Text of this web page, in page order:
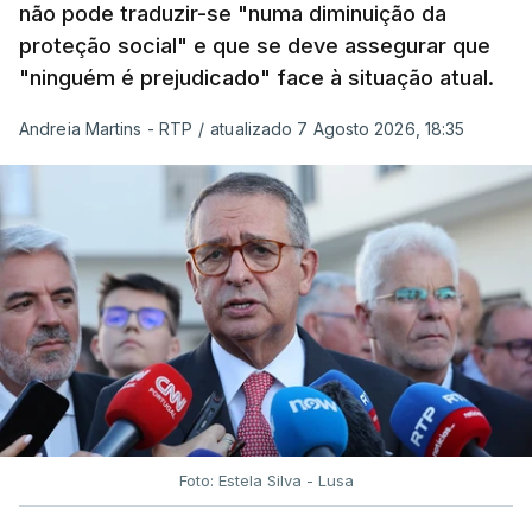
não pode traduzir-se "numa diminuição da
proteção social" e que se deve assegurar que
"ninguém é prejudicado" face à situação atual.
Andreia Martins - RTP / atualizado 7 Agosto 2026, 18:35
Foto: Estela Silva - Lusa